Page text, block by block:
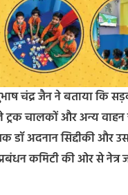
चंद्र जैन ने बताया कि
ट्रक चालकों और अन्य
अदनान सिद्दीकी और
कमिटी की ओर से नेत्र